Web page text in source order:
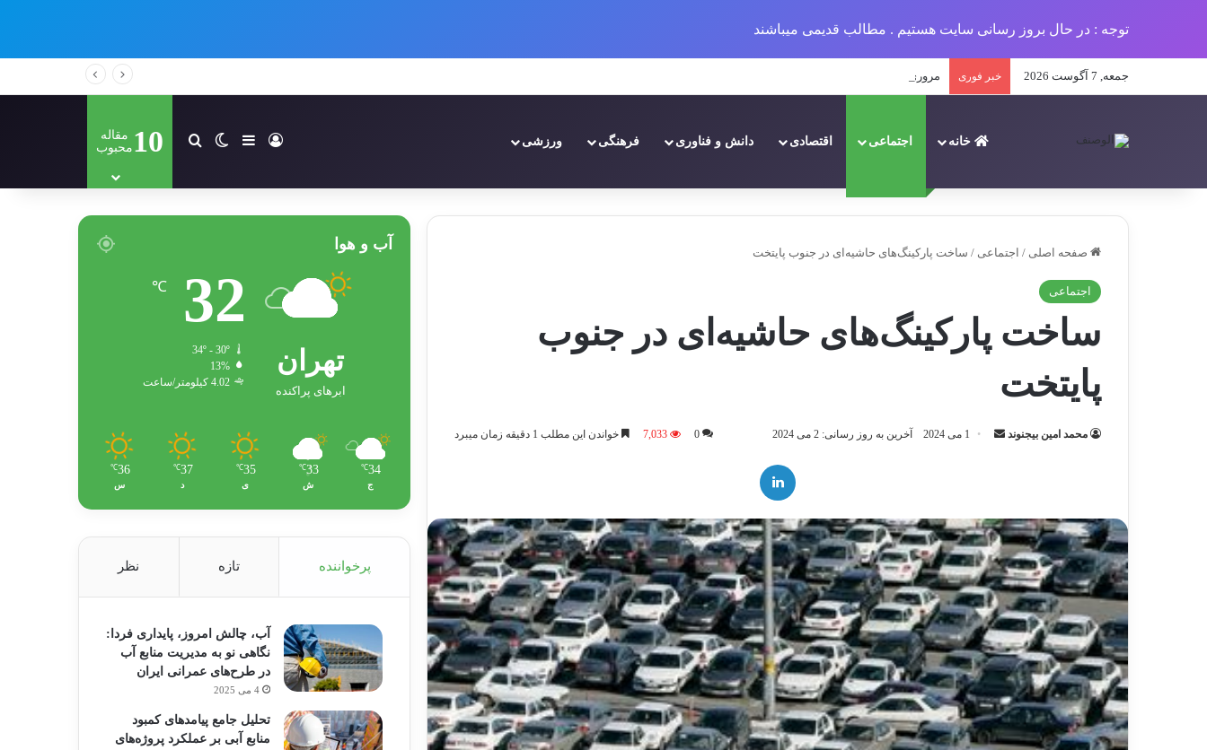
توجه : در حال بروز رسانی سایت هستیم . مطالب قدیمی میباشند
جمعه, 7 آگوست 2026 خبر فوری مروری بر اتفاقات مهم فرهنگی سال ۱۴۰۳
خانه اجتماعی اقتصادی دانش و فناوری فرهنگی ورزشی ورودسایدبارتغییر پوسته
جستجو برای
10 مقاله
محبوب
صفحه اصلی / اجتماعی / ساخت پارکینگ‌های حاشیه‌ای در جنوب پایتخت
اجتماعی
ساخت پارکینگ‌های حاشیه‌ای در جنوب
پایتخت
محمد امین بیجنوند
ارسال1 می 2024 آخرین به روز رسانی: 2 می 2024 0
7,033 خواندن این مطلب 1 دقیقه زمان میبرد
آب و هوا
تهران
ابرهای پراکنده
32
℃
34º - 30º
13%
4.02 کیلومتر/ساعت
34
℃
ج
33
℃
ش
35
℃
ی
37
℃
د
36
℃
س
پرخواننده تازه نظر
آب، چالش امروز، پایداری فردا:
نگاهی نو به مدیریت منابع آب
در طرح‌های عمرانی ایران
4 می 2025
تحلیل جامع پیامدهای کمبود
منابع آبی بر عملکرد پروژه‌های